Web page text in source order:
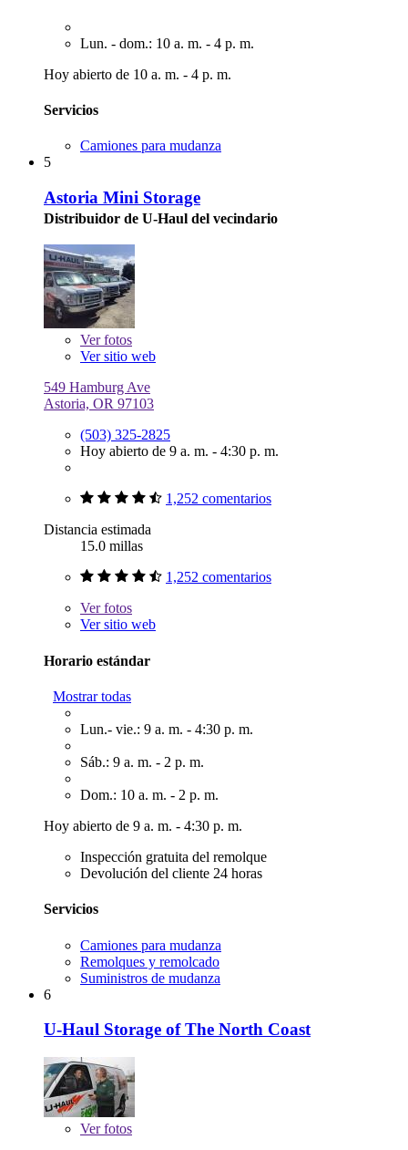
Lun. - dom.: 10 a. m. - 4 p. m.
Hoy abierto de 10 a. m. - 4 p. m.
Servicios
Camiones para mudanza
5
Astoria Mini Storage
Distribuidor de U-Haul del vecindario
Verfotos
Ver sitio web
549 Hamburg Ave
Astoria, OR 97103
(503) 325-2825
Hoy abierto de 9 a. m. - 4:30 p. m.
1,252 comentarios
Distancia estimada
15.0 millas
1,252 comentarios
Verfotos
Ver sitio web
Horario estándar
Mostrar todas
Lun.- vie.: 9 a. m. - 4:30 p. m.
Sáb.: 9 a. m. - 2 p. m.
Dom.: 10 a. m. - 2 p. m.
Hoy abierto de 9 a. m. - 4:30 p. m.
Inspección gratuita del remolque
Devolución del cliente 24 horas
Servicios
Camiones para mudanza
Remolques y remolcado
Suministros de mudanza
6
U-Haul Storage of The North Coast
Verfotos